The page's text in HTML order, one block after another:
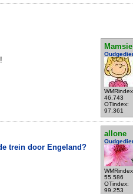
Mamsie
46.743
OTindex:
97.361
allone
55.586
OTindex:
99.253
trein door Engeland?